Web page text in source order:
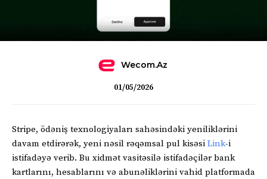
Wecom.az
01/05/2026
Stripe, ödəniş texnologiyaları sahəsindəki yeniliklərini
davam etdirərək, yeni nəsil rəqəmsal pul kisəsi Link-i
istifadəyə verib. Bu xidmət vasitəsilə istifadəçilər bank
kartlarını, hesablarını və abunəliklərini vahid platformada